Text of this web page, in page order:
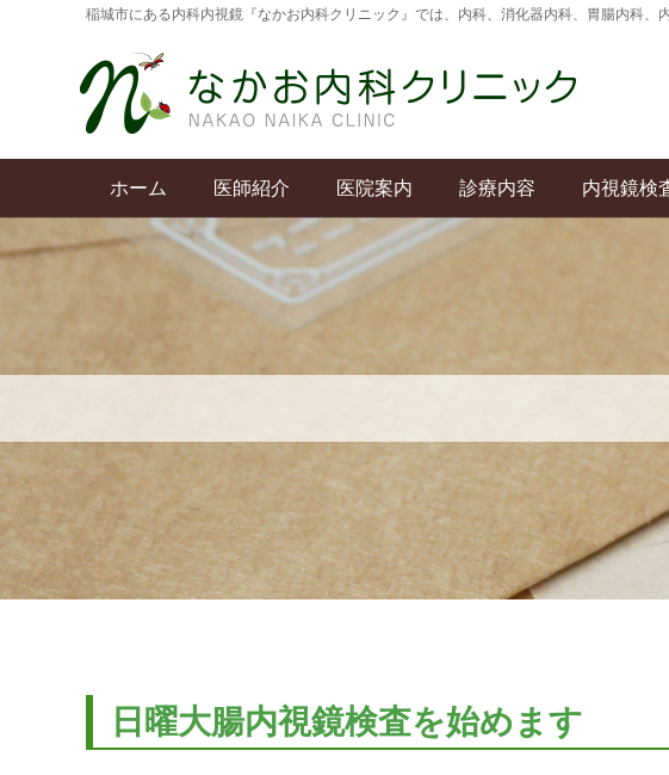
稲城市にある内科内視鏡『なかお内科クリニック』では、内科、消化器内科、胃腸内科、
ホーム 医師紹介 医院案内 診療内容 内視鏡検
日曜大腸内視鏡検査を始めます